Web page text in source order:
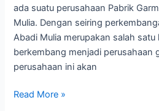
ada suatu perusahaan Pabrik
Mulia. Dengan seiring
Abadi Mulia merupakan salah
berkembang menjadi perusahaan
perusahaan ini akan
Read More »